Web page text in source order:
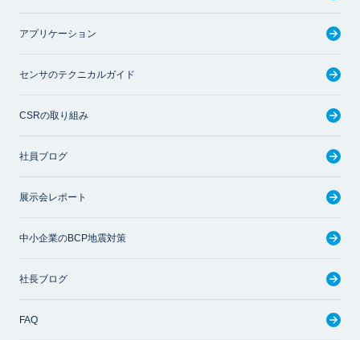
アプリケーション
センサのテクニカルガイド
CSRの取り組み
社員ブログ
展示会レポート
中小企業のBCP地震対策
社長ブログ
FAQ